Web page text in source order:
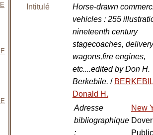
Intitulé
Horse-drawn
vehicles : 255
nineteenth century
stagecoaches, delivery
wagons,fire engines,
etc....edited by Don H.
Berkebile. /
Donald H.
Adresse
bibliographique
:
New
Dover